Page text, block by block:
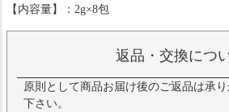
【内容量】：2g×8包
返品・交換につ
原則として商品お届け後のご返品は承
下さい。